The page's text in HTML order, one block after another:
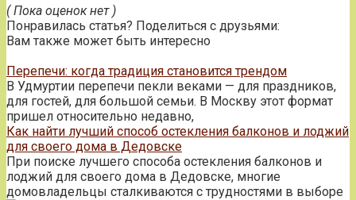
( Пока оценок нет )
Понравилась статья? Поделиться с друзьями:
Вам также может быть интересно
Перепечи: когда традиция становится трендом
В Удмуртии перепечи пекли веками — для праздников,
для гостей, для большой семьи. В Москву этот формат
пришел относительно недавно,
Как найти лучший способ остекления балконов и лоджий
для своего дома в Дедовске
При поиске лучшего способа остекления балконов и
лоджий для своего дома в Дедовске, многие
домовладельцы сталкиваются с трудностями в выборе